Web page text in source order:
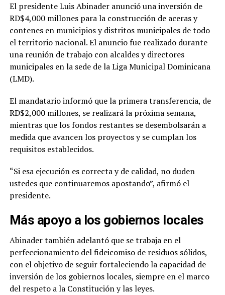
El presidente Luis Abinader anunció una inversión de
RD$4,000 millones para la construcción de aceras y
contenes en municipios y distritos municipales de todo
el territorio nacional. El anuncio fue realizado durante
una reunión de trabajo con alcaldes y directores
municipales en la sede de la Liga Municipal Dominicana
(LMD).
El mandatario informó que la primera transferencia, de
RD$2,000 millones, se realizará la próxima semana,
mientras que los fondos restantes se desembolsarán a
medida que avancen los proyectos y se cumplan los
requisitos establecidos.
“Si esa ejecución es correcta y de calidad, no duden
ustedes que continuaremos apostando”, afirmó el
presidente.
Más apoyo a los gobiernos locales
Abinader también adelantó que se trabaja en el
perfeccionamiento del fideicomiso de residuos sólidos,
con el objetivo de seguir fortaleciendo la capacidad de
inversión de los gobiernos locales, siempre en el marco
del respeto a la Constitución y las leyes.